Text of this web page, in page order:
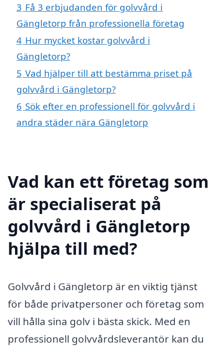
3 Få 3 erbjudanden för golvvård i
Gängletorp från professionella företag
4 Hur mycket kostar golvvård i
Gängletorp?
5 Vad hjälper till att bestämma priset på
golvvård i Gängletorp?
6 Sök efter en professionell för golvvård i
andra städer nära Gängletorp
Vad kan ett företag som
är specialiserat på
golvvård i Gängletorp
hjälpa till med?
Golvvård i Gängletorp är en viktig tjänst
för både privatpersoner och företag som
vill hålla sina golv i bästa skick. Med en
professionell golvvårdsleverantör kan du